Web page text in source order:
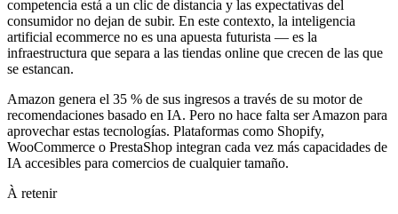
competencia está a un clic de distancia y las expectativas del
consumidor no dejan de subir. En este contexto, la inteligencia
artificial ecommerce no es una apuesta futurista — es la
infraestructura que separa a las tiendas online que crecen de las que
se estancan.
Amazon genera el 35 % de sus ingresos a través de su motor de
recomendaciones basado en IA. Pero no hace falta ser Amazon para
aprovechar estas tecnologías. Plataformas como Shopify,
WooCommerce o PrestaShop integran cada vez más capacidades de
IA accesibles para comercios de cualquier tamaño.
À retenir